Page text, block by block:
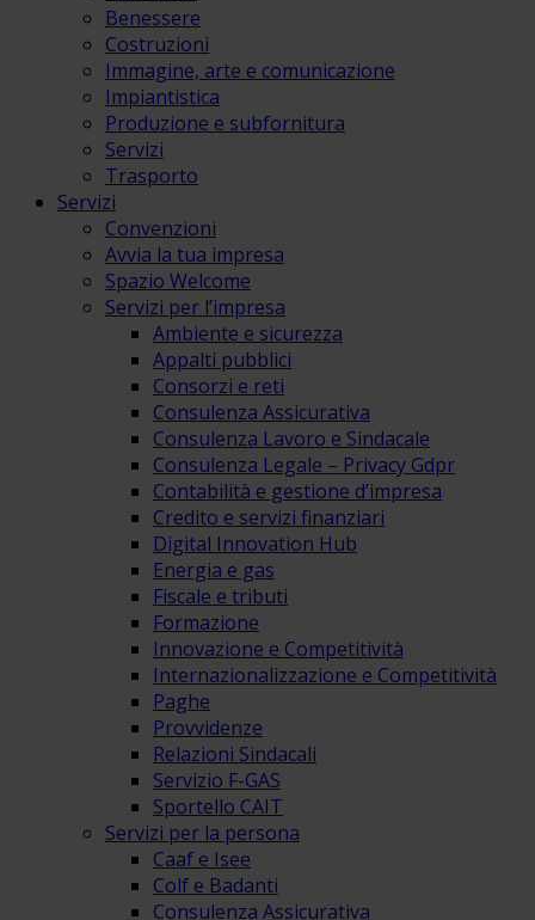
Benessere
Costruzioni
Immagine, arte e comunicazione
Impiantistica
Produzione e subfornitura
Servizi
Trasporto
Servizi
Convenzioni
Avvia la tua impresa
Spazio Welcome
Servizi per l’impresa
Ambiente e sicurezza
Appalti pubblici
Consorzi e reti
Consulenza Assicurativa
Consulenza Lavoro e Sindacale
Consulenza Legale – Privacy Gdpr
Contabilità e gestione d’impresa
Credito e servizi finanziari
Digital Innovation Hub
Energia e gas
Fiscale e tributi
Formazione
Innovazione e Competitività
Internazionalizzazione e Competitività
Paghe
Provvidenze
Relazioni Sindacali
Servizio F-GAS
Sportello CAIT
Servizi per la persona
Caaf e Isee
Colf e Badanti
Consulenza Assicurativa